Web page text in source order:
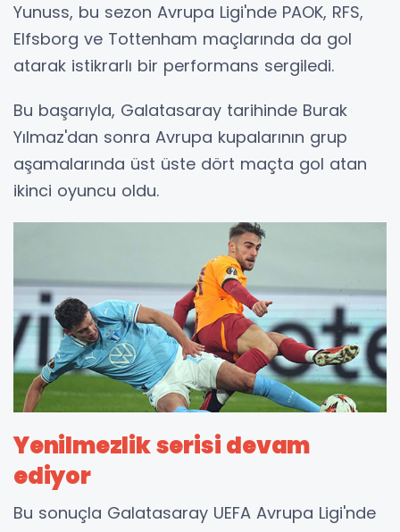
Yunuss, bu sezon Avrupa Ligi'nde PAOK, RFS,
Elfsborg ve Tottenham maçlarında da gol
atarak istikrarlı bir performans sergiledi.
Bu başarıyla, Galatasaray tarihinde Burak
Yılmaz'dan sonra Avrupa kupalarının grup
aşamalarında üst üste dört maçta gol atan
ikinci oyuncu oldu.
Yenilmezlik serisi devam
ediyor
Bu sonuçla Galatasaray UEFA Avrupa Ligi'nde